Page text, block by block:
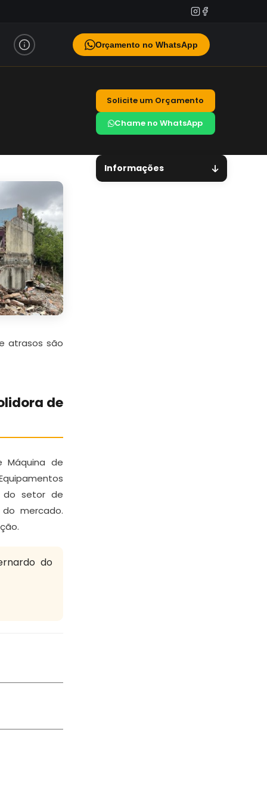
Orçamento no WhatsApp
Solicite um Orçamento
Chame no WhatsApp
atrasos são
de
Máquina de
do setor de
mercado.
do
Informações